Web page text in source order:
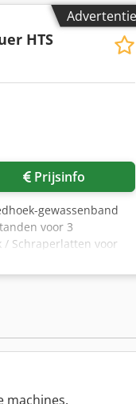
Advertentie
HTS
Prijsinfo
gewassenband
voor 3
Schraperlatten voor
machines.